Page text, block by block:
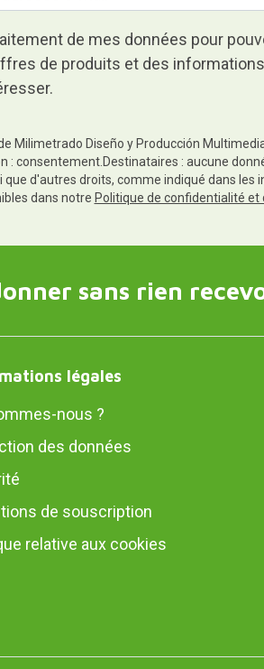
de mes données pour
de produits et des
Milimetrado Diseño y Producción
: consentement.Destinataires : aucune
d'autres droits, comme indiqué dans
dans notre Politique de confidentialité et
sans rien
légales
nous ?
des données
de souscription
relative aux cookies